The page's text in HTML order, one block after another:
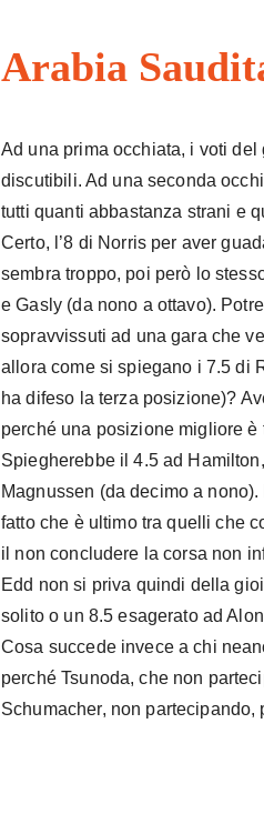
Arabia
Ad una prima occhiata, i voti
discutibili. Ad una seconda
tutti quanti abbastanza strani e
Certo, l’8 di Norris per aver
sembra troppo, poi però lo
e Gasly (da nono a ottavo).
sopravvissuti ad una gara che
allora come si spiegano i 7.5 di
ha difeso la terza posizione)?
perché una posizione migliore
Spiegherebbe il 4.5 ad
Magnussen (da decimo a
fatto che è ultimo tra quelli che
il non concludere la corsa non
Edd non si priva quindi della
solito o un 8.5 esagerato ad
Cosa succede invece a chi
perché Tsunoda, che non
Schumacher, non partecipando,